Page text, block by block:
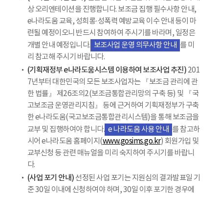
상 오리엔테이션을 진행합니다. 보조금 집행 필수사항 안내,
e나라도움 교육, 성희롱·성폭력 예방교육 이수 안내 등이 마
련될 예정이오니 반드시 참여하여 주시기를 바라며, 일정은
개별 안내 예정입니다. 보조사업 운영 의무사항 안내 를 미
리 참고해 주시기 바랍니다.
(기획재정부 e나라도움시스템 이용하여 보조사업 추진) 201
7년부터 대한민국의 모든 보조사업자는 『보조금 관리에 관
한 법률』 제26조의2(보조금통합관리망의 구축 등) 및 『국
고보조금 운영관리지침』 등에 근거하여 기획재정부가 구축
한 e나라도움(국고보조금통합관리시스템)을 통해 보조금을
교부 및 집행하여야 합니다. e 나라도움 사용 안내 를 참고하
시어 e나라도움 홈페이지(www.gosims.go.kr) 회원가입 및
교부신청 등 관련 매뉴얼을 미리 숙지하여 주시기를 바랍니
다.
(사업 포기 안내) 선정된 사업 포기는 지원심의 결과발표일 기
준 30일 이내에 신청하여야 하며, 30일 이후 포기한 경우에